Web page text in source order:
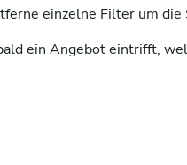
einzelne Filter um die
ein Angebot eintrifft,